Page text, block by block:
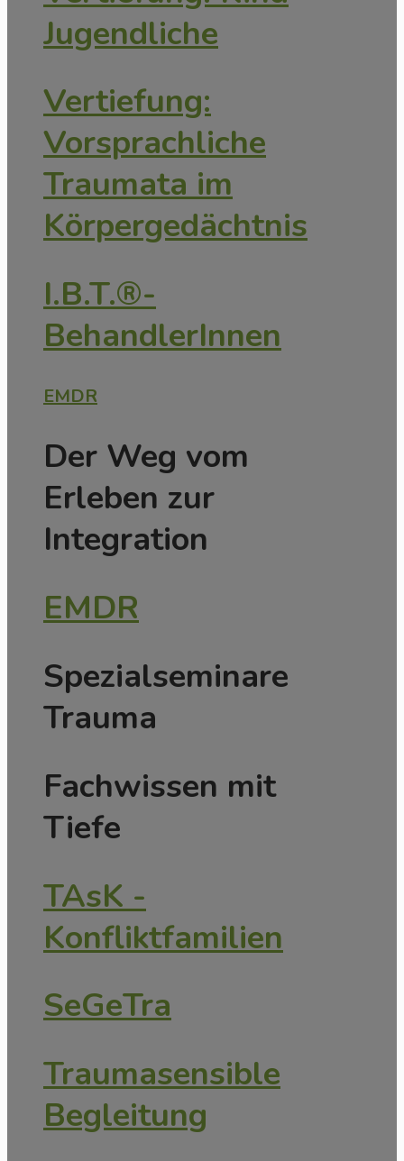
Jugendliche
Vertiefung:
Vorsprachliche
Traumata im
Körpergedächtnis
I.B.T.®-
BehandlerInnen
EMDR
Der Weg vom
Erleben zur
Integration
EMDR
Spezialseminare
Trauma
Fachwissen mit
Tiefe
TAsK -
Konfliktfamilien
SeGeTra
Traumasensible
Begleitung